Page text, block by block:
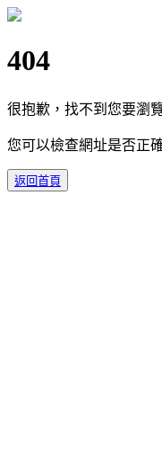
404
很抱歉，找不到您要瀏
您可以檢查網址是否正
返回首頁